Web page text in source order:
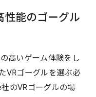
性能のゴーグル
高いゲーム体験をし
VRゴーグルを選ぶ必
のVRゴーグルの場